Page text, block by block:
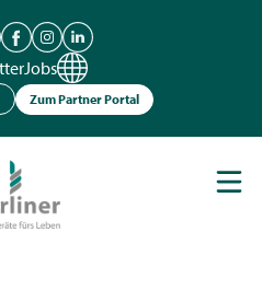
Jobs
Zum Partner Portal